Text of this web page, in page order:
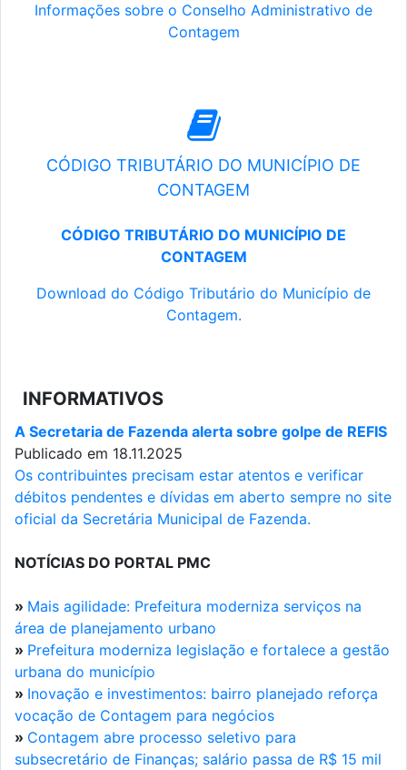
Informações sobre o Conselho Administrativo de
Contagem
CÓDIGO TRIBUTÁRIO DO MUNICÍPIO DE
CONTAGEM
CÓDIGO TRIBUTÁRIO DO MUNICÍPIO DE
CONTAGEM
Download do Código Tributário do Município de
Contagem.
INFORMATIVOS
A Secretaria de Fazenda alerta sobre golpe de REFIS
Publicado em 18.11.2025
Os contribuintes precisam estar atentos e verificar
débitos pendentes e dívidas em aberto sempre no site
oficial da Secretária Municipal de Fazenda.
NOTÍCIAS DO PORTAL PMC
» Mais agilidade: Prefeitura moderniza serviços na
área de planejamento urbano
» Prefeitura moderniza legislação e fortalece a gestão
urbana do município
» Inovação e investimentos: bairro planejado reforça
vocação de Contagem para negócios
» Contagem abre processo seletivo para
subsecretário de Finanças; salário passa de R$ 15 mil